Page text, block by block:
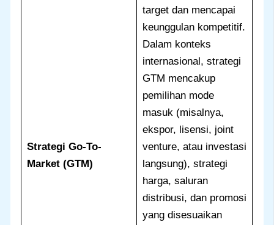
Strategi Go-To-
Market (GTM)
target dan mencapai
keunggulan kompetitif.
Dalam konteks
internasional, strategi
GTM mencakup
pemilihan mode
masuk (misalnya,
ekspor, lisensi, joint
venture, atau investasi
langsung), strategi
harga, saluran
distribusi, dan promosi
yang disesuaikan